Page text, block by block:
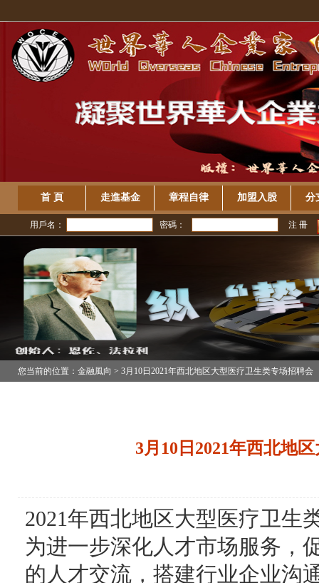
首 頁 走進基金 章程自律 加盟入股 分
用戶名： 密碼： 注 冊
您当前的位置：金融風向 > 3月10日2021年西北地区大型医疗卫生类专场招聘会
3月10日2021年西北地
2021年西北地区大型医疗卫
为进一步深化人才市场服务，
的人才交流，搭建行业企业沟